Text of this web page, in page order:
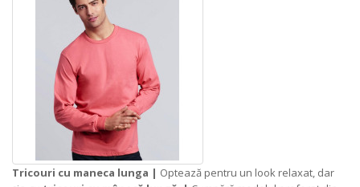
Tricouri cu maneca lunga | Optează pentru un look relaxat, dar